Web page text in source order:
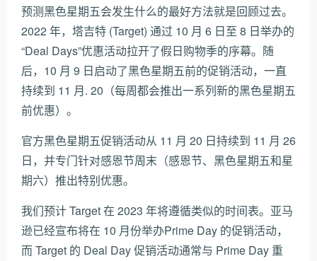
预测黑色星期五会发生什么的最好方法就是回顾过去。
2022 年，塔吉特 (Target) 通过 10 月 6 日至 8 日举办的
“Deal Days”优惠活动拉开了假日购物季的序幕。随
后，10 月 9 日启动了黑色星期五前的促销活动，一直
持续到 11 月. 20（每周都会推出一系列新的黑色星期五
前优惠）。
官方黑色星期五促销活动从 11 月 20 日持续到 11 月 26
日，并专门针对感恩节周末（感恩节、黑色星期五和星
期六）推出特别优惠。
我们预计 Target 在 2023 年将遵循类似的时间表。亚马
逊已经宣布将在 10 月份举办Prime Day 的促销活动，
而 Target 的 Deal Day 促销活动通常与 Prime Day 重